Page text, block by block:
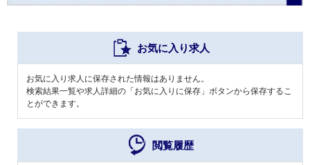
お気に入り求人
お気に入り求人に保存された情報はありません。
検索結果一覧や求人詳細の「お気に入りに保存」ボタンから保存するこ
とができます。
閲覧履歴